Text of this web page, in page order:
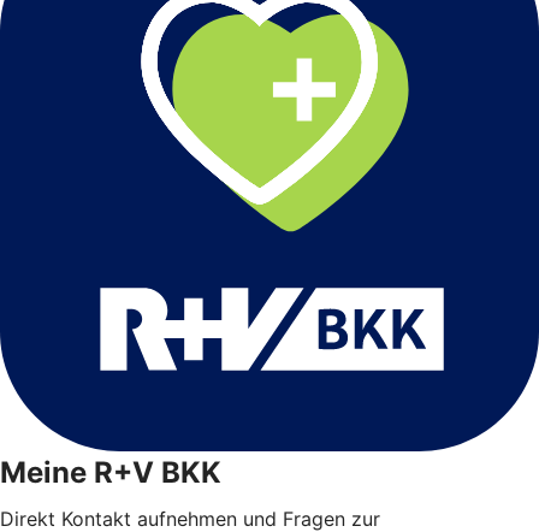
Meine R+V BKK
Direkt Kontakt aufnehmen und Fragen zur